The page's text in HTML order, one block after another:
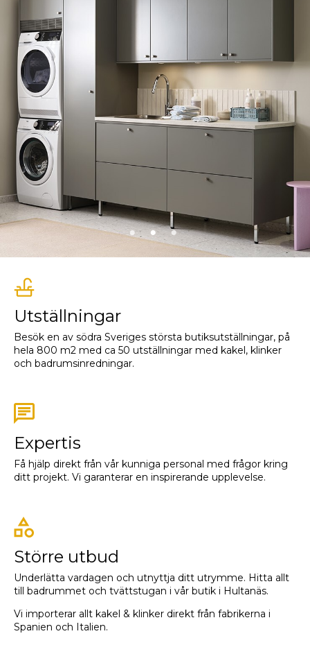
Utställningar
Besök en av södra Sveriges största butiksutställningar, på
hela 800 m2 med ca 50 utställningar med kakel, klinker
och badrumsinredningar.
Expertis
Få hjälp direkt från vår kunniga personal med frågor kring
ditt projekt. Vi garanterar en inspirerande upplevelse.
Större utbud
Underlätta vardagen och utnyttja ditt utrymme. Hitta allt
till badrummet och tvättstugan i vår butik i Hultanäs.
Vi importerar allt kakel & klinker direkt från fabrikerna i
Spanien och Italien.